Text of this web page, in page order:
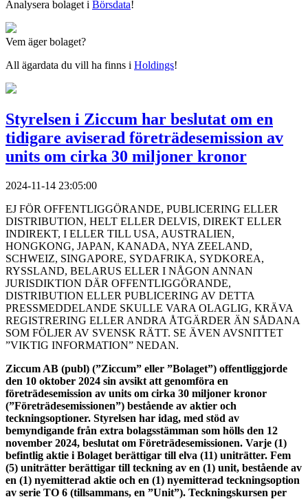
Analysera bolaget i Börsdata!
Vem äger bolaget?
All ägardata du vill ha finns i Holdings!
Styrelsen i Ziccum har beslutat om en
tidigare aviserad företrädesemission av
units om cirka 30 miljoner kronor
2024-11-14 23:05:00
EJ FÖR OFFENTLIGGÖRANDE, PUBLICERING ELLER
DISTRIBUTION, HELT ELLER DELVIS, DIREKT ELLER
INDIREKT, I ELLER TILL USA, AUSTRALIEN,
HONGKONG, JAPAN, KANADA, NYA ZEELAND,
SCHWEIZ, SINGAPORE, SYDAFRIKA, SYDKOREA,
RYSSLAND, BELARUS ELLER I NÅGON ANNAN
JURISDIKTION DÄR OFFENTLIGGÖRANDE,
DISTRIBUTION ELLER PUBLICERING AV DETTA
PRESSMEDDELANDE SKULLE VARA OLAGLIG, KRÄVA
REGISTRERING ELLER ANDRA ÅTGÄRDER ÄN SÅDANA
SOM FÖLJER AV SVENSK RÄTT. SE ÄVEN AVSNITTET
”VIKTIG INFORMATION” NEDAN.
Ziccum AB (publ) (”Ziccum” eller ”Bolaget”) offentliggjorde
den 10 oktober 2024 sin avsikt att genomföra en
företrädesemission av units om cirka 30 miljoner kronor
(”Företrädesemissionen”) bestående av aktier och
teckningsoptioner. Styrelsen har idag, med stöd av
bemyndigande från extra bolagsstämman som hölls den 12
november 2024, beslutat om Företrädesemissionen. Varje (1)
befintlig aktie i Bolaget berättigar till elva (11) uniträtter. Fem
(5) uniträtter berättigar till teckning av en (1) unit, bestående av
en (1) nyemitterad aktie och en (1) nyemitterad teckningsoption
av serie TO 6 (tillsammans, en ”Unit”). Teckningskursen per